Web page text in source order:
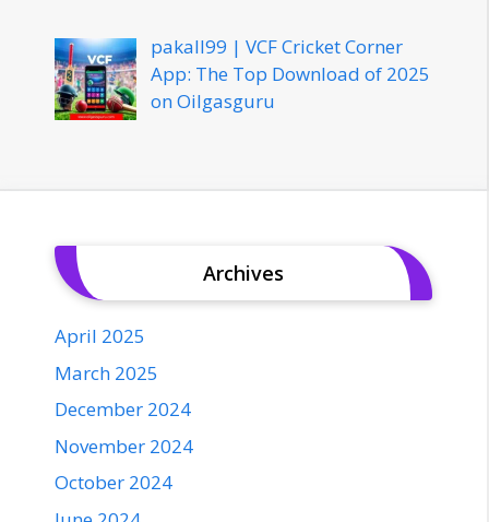
pakall99 | VCF Cricket Corner
App: The Top Download of 2025
on Oilgasguru
Archives
April 2025
March 2025
December 2024
November 2024
October 2024